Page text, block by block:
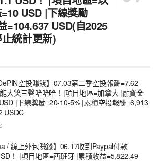
USD |下線獎勵
=104.637 USD(自2025
統計更新)
空投賺錢】07.03第二季空投報酬=7.62
大笑三聲哈哈哈！|項目地區=加拿大 |融資金
|下線獎勵=20-10-5% |累積空投報酬=6,913
USDC
/ 線上外包賺錢】06.17收到Paypal付款
！ |項目地區=西班牙 |累積收益=5,822.49